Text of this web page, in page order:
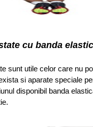
cu banda
sunt utile celor care nu
si aparate speciale
disponibil banda